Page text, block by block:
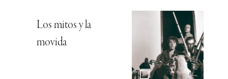
Los mitos y la
movida